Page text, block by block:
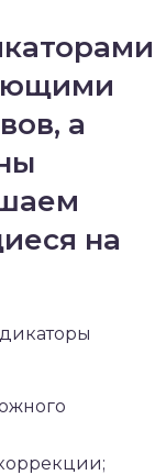
а
на